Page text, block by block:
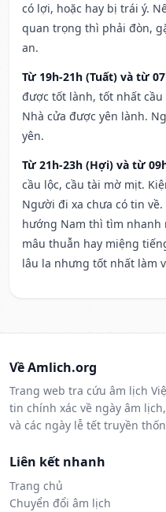
có lợi, hoặc hay bị trái ý.
quan trọng thì phải đòn,
an.
Từ 19h-21h (Tuất) và từ
được tốt lành, tốt nhất
Nhà cửa được yên lành.
yên.
Từ 21h-23h (Hợi) và từ
cầu lộc, cầu tài mờ mịt.
Người đi xa chưa có tin
hướng Nam thì tìm nhanh
mâu thuẫn hay miệng
lâu la nhưng tốt nhất làm
Về Amlich.org
Trang web tra cứu âm lịch
tin chính xác về ngày âm
và các ngày lễ tết truyền
Liên kết nhanh
Trang chủ
Chuyển đổi âm lịch